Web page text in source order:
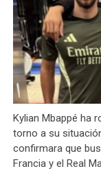
Kylian Mbappé ha
torno a su
confirmara que
Francia y el Real